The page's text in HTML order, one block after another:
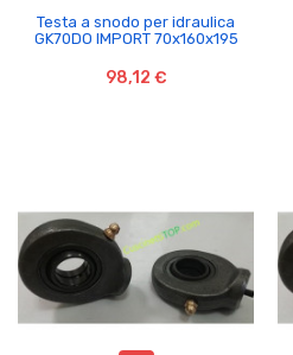
Testa a snodo per idraulica
GK70DO IMPORT 70x160x195
98,12 €